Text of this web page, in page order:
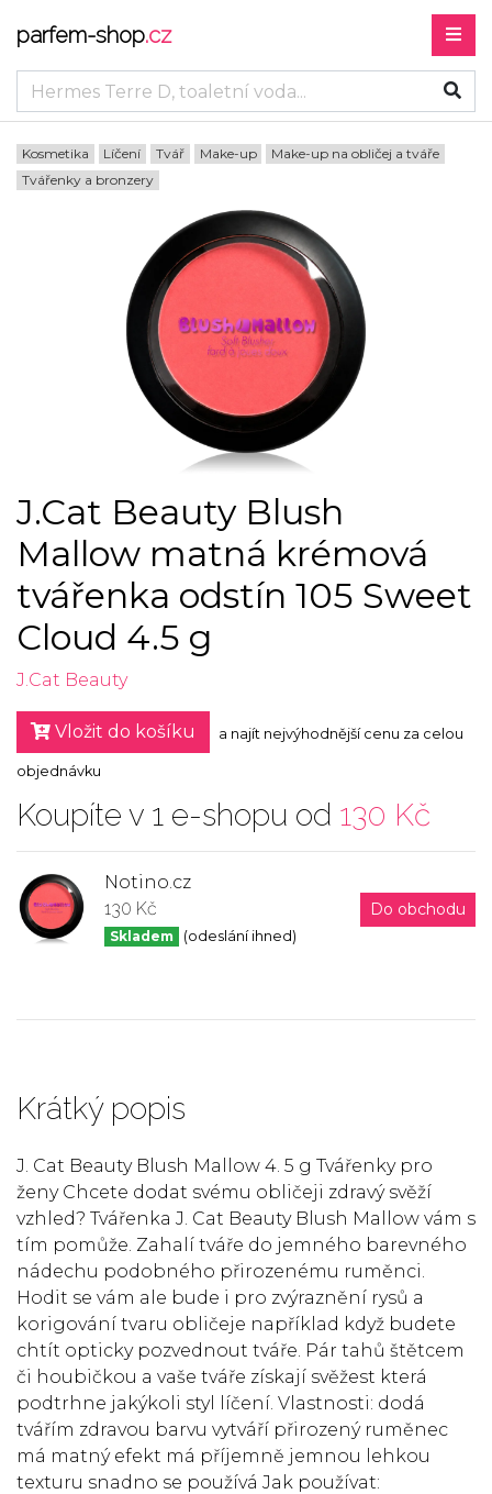
parfem-shop.cz
Kosmetika Líčení Tvář Make-up
Make-up na obličej a tváře
Tvářenky a bronzery
J.Cat Beauty Blush
Mallow matná krémová
tvářenka odstín 105 Sweet
Cloud 4.5 g
J.Cat Beauty
Vložit do košíku a najít nejvýhodnější cenu za celou
objednávku
Koupíte v 1 e-shopu od 130 Kč
Notino.cz
130 Kč
Skladem (odeslání ihned)
Do obchodu
Krátký popis
J. Cat Beauty Blush Mallow 4. 5 g Tvářenky pro
ženy Chcete dodat svému obličeji zdravý svěží
vzhled? Tvářenka J. Cat Beauty Blush Mallow vám s
tím pomůže. Zahalí tváře do jemného barevného
nádechu podobného přirozenému ruměnci.
Hodit se vám ale bude i pro zvýraznění rysů a
korigování tvaru obličeje například když budete
chtít opticky pozvednout tváře. Pár tahů štětcem
či houbičkou a vaše tváře získají svěžest která
podtrhne jakýkoli styl líčení. Vlastnosti: dodá
tvářím zdravou barvu vytváří přirozený ruměnec
má matný efekt má příjemně jemnou lehkou
texturu snadno se používá Jak používat: